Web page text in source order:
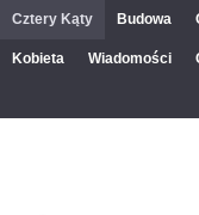
Cztery Kąty Budowa
Kobieta Wiadomości